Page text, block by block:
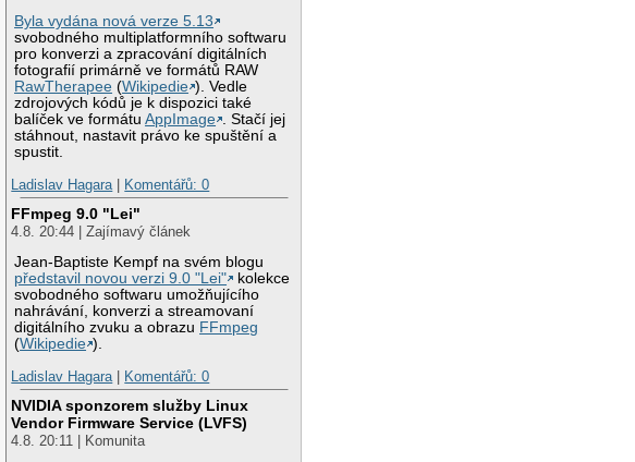
Byla vydána nová verze 5.13
svobodného multiplatformního softwaru
pro konverzi a zpracování digitálních
fotografií primárně ve formátů RAW
RawTherapee (Wikipedie ). Vedle
zdrojových kódů je k dispozici také
balíček ve formátuAppImage . Stačí jej
stáhnout, nastavit právo ke spuštění a
spustit.
Ladislav Hagara| Komentářů: 0
FFmpeg 9.0 "Lei"
4.8. 20:44 | Zajímavý článek
Jean-Baptiste Kempf na svém blogu
představil novou verzi 9.0 "Lei"
kolekce
svobodného softwaru umožňujícího
nahrávání, konverzi a streamovaní
digitálního zvuku a obrazu FFmpeg
(Wikipedie ).
Ladislav Hagara| Komentářů: 0
NVIDIA sponzorem služby Linux
Vendor Firmware Service (LVFS)
4.8. 20:11 | Komunita